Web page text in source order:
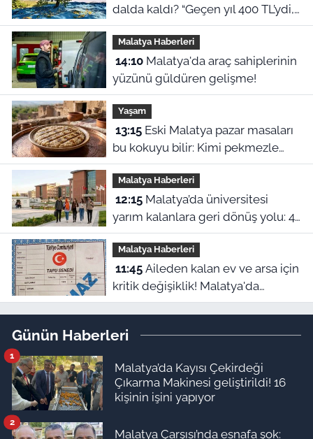
dalda kaldı? “Geçen yıl 400 TL’ydi,
bu yıl 230 lira!”
Malatya Haberleri
14:10Malatya'da araç sahiplerinin
yüzünü güldüren gelişme!
Yaşam
13:15Eski Malatya pazar masaları
bu kokuyu bilir: Kimi pekmezle
yedi kimi yağla, işte o harle
Malatya Haberleri
12:15Malatya’da üniversitesi
yarım kalanlara geri dönüş yolu: 4
aylık başvuru süresi başladı!
Malatya Haberleri
11:45Aileden kalan ev ve arsa için
kritik değişiklik! Malatya'da
mirasçılar ne yapacak?
Günün Haberleri
Malatya’da Kayısı Çekirdeği
Çıkarma Makinesi geliştirildi! 16
kişinin işini yapıyor
1
Malatya Çarşısı’nda esnafa şok:
2